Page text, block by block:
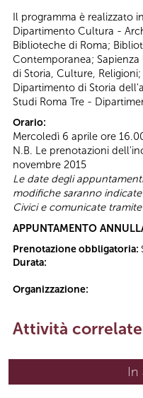
Il programma è realizzato
Dipartimento Cultura -
Biblioteche di Roma;
Contemporanea;
di Storia, Culture,
Dipartimento di Storia
Studi Roma Tre -
Orario:
Mercoledì 6 aprile ore
N.B. Le prenotazioni
novembre 2015
Le date degli
modifiche saranno
Civici e comunicate
APPUNTAMENTO
Prenotazione obbligatoria:
Durata:
Organizzazione:
Attività correlate
In